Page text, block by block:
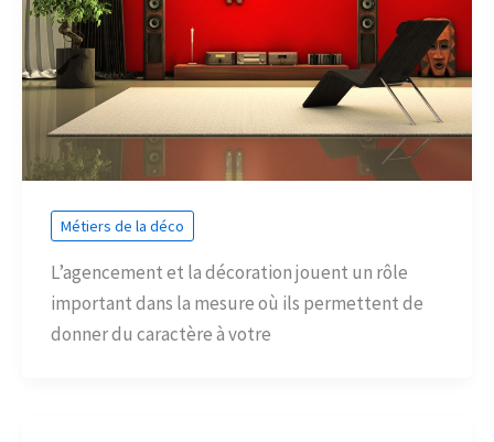
Métiers de la déco
L’agencement et la décoration jouent un rôle
important dans la mesure où ils permettent de
donner du caractère à votre